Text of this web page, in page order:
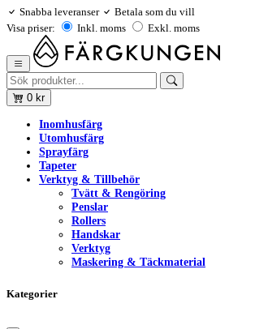
Snabba leveranser
Betala som du vill
Visa priser:
Inkl. moms Exkl. moms
0 kr
Inomhusfärg
Utomhusfärg
Sprayfärg
Tapeter
Verktyg & Tillbehör
Tvätt & Rengöring
Penslar
Rollers
Handskar
Verktyg
Maskering & Täckmaterial
Kategorier